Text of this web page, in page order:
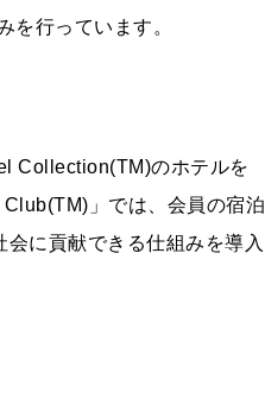
を行っています。
Collection(TM)のホテルを
」では、会員の宿泊
に貢献できる仕組みを導入